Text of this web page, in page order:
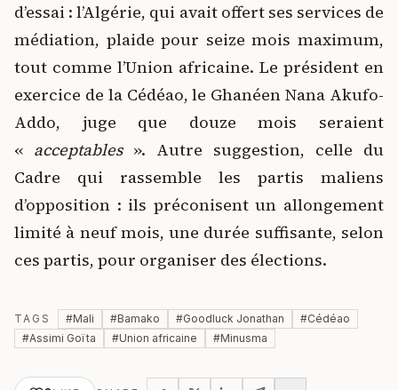
d’essai : l’Algérie, qui avait offert ses services de
médiation, plaide pour seize mois maximum,
tout comme l’Union africaine. Le président en
exercice de la Cédéao, le Ghanéen Nana Akufo-
Addo, juge que douze mois seraient
« acceptables ». Autre suggestion, celle du
Cadre qui rassemble les partis maliens
d’opposition : ils préconisent un allongement
limité à neuf mois, une durée suffisante, selon
ces partis, pour organiser des élections.
TAGS #Mali #Bamako #Goodluck Jonathan #Cédéao
#Assimi Goïta #Union africaine #Minusma